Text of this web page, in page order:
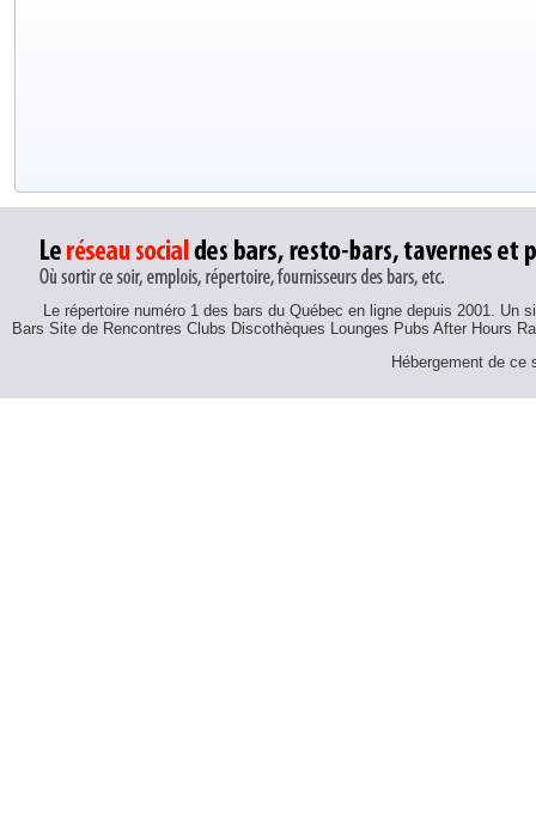
Le répertoire numéro 1 des bars du Québec en ligne depuis 2001.
Bars Site de Rencontres Clubs Discothèques Lounges Pubs After Hours
Hébergement de ce